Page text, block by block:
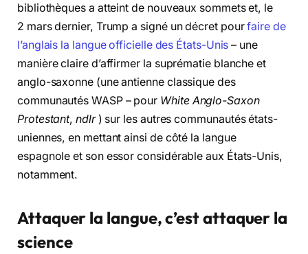
bibliothèques a atteint de nouveaux sommets et, le
2 mars dernier, Trump a signé un décret pourfaire de
l’anglais la langue officielle des États-Unis – une
manière claire d’affirmer la suprématie blanche et
anglo-saxonne (une antienne classique des
communautés WASP – pour White Anglo-Saxon
Protestant,ndlr) sur les autres communautés états-
uniennes, en mettant ainsi de côté la langue
espagnole et son essor considérable aux États-Unis,
notamment.
Attaquer la langue, c’est attaquer la
science